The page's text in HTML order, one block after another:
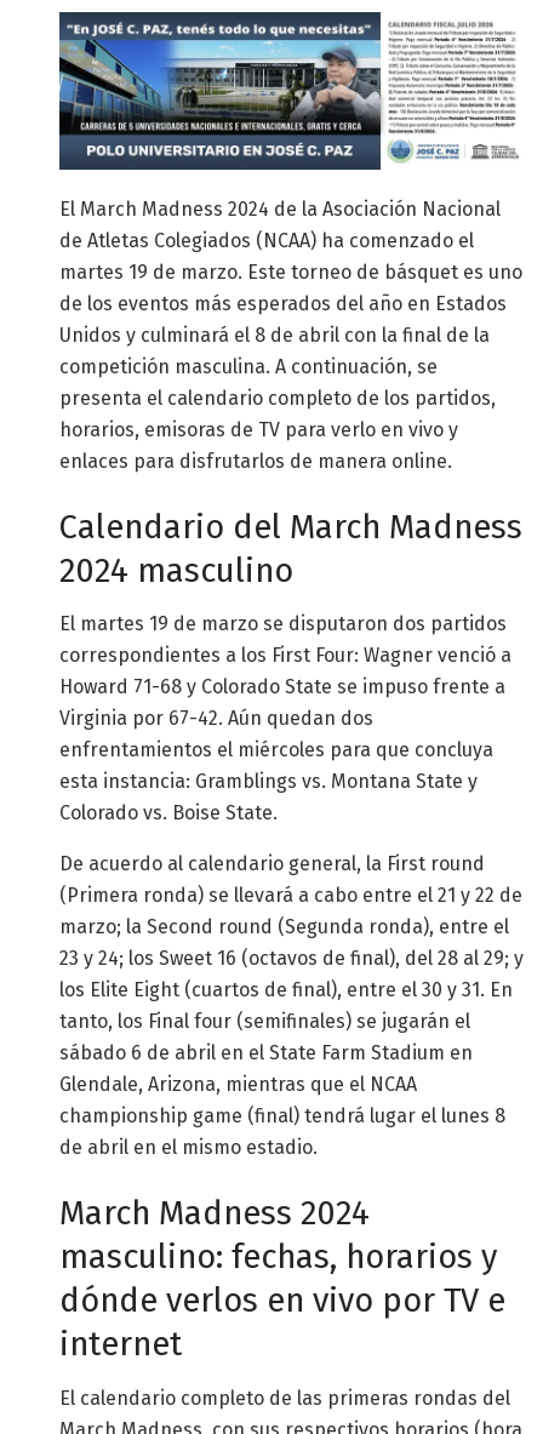
El March Madness 2024 de la Asociación Nacional
de Atletas Colegiados (NCAA) ha comenzado el
martes 19 de marzo. Este torneo de básquet es uno
de los eventos más esperados del año en Estados
Unidos y culminará el 8 de abril con la final de la
competición masculina. A continuación, se
presenta el calendario completo de los partidos,
horarios, emisoras de TV para verlo en vivo y
enlaces para disfrutarlos de manera online.
Calendario del March Madness
2024 masculino
El martes 19 de marzo se disputaron dos partidos
correspondientes a los First Four: Wagner venció a
Howard 71-68 y Colorado State se impuso frente a
Virginia por 67-42. Aún quedan dos
enfrentamientos el miércoles para que concluya
esta instancia: Gramblings vs. Montana State y
Colorado vs. Boise State.
De acuerdo al calendario general, la First round
(Primera ronda) se llevará a cabo entre el 21 y 22 de
marzo; la Second round (Segunda ronda), entre el
23 y 24; los Sweet 16 (octavos de final), del 28 al 29; y
los Elite Eight (cuartos de final), entre el 30 y 31. En
tanto, los Final four (semifinales) se jugarán el
sábado 6 de abril en el State Farm Stadium en
Glendale, Arizona, mientras que el NCAA
championship game (final) tendrá lugar el lunes 8
de abril en el mismo estadio.
March Madness 2024
masculino: fechas, horarios y
dónde verlos en vivo por TV e
internet
El calendario completo de las primeras rondas del
March Madness, con sus respectivos horarios (hora